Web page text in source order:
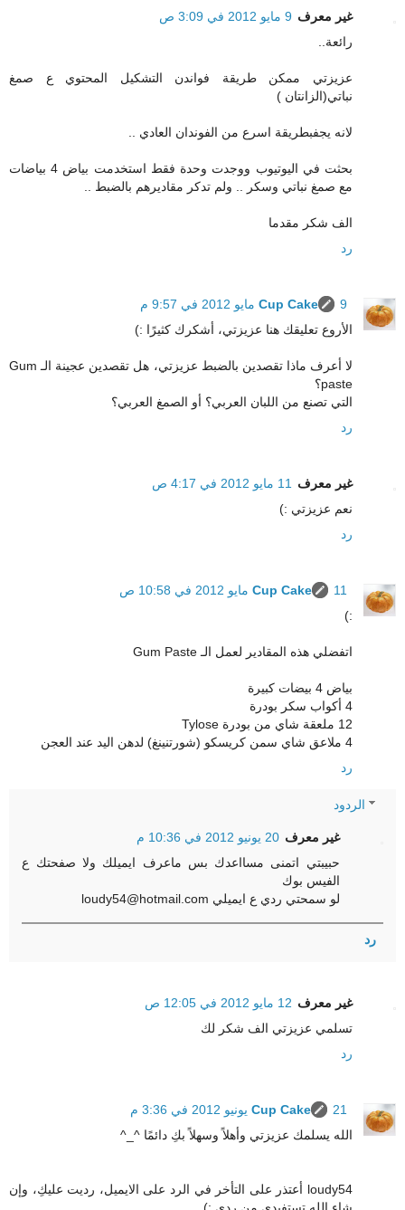
غير معرف 9 مايو 2012 في 3:09 ص
رائعة..
عزيزتي ممكن طريقة فواندن التشكيل المحتوي ع صمغ
نباتي(الزانتان )
لانه يجفبطريقة اسرع من الفوندان العادي ..
بحثت في اليوتيوب ووجدت وحدة فقط استخدمت بياض 4 بياضات
مع صمغ نباتي وسكر .. ولم تدكر مقاديرهم بالضبط ..
الف شكر مقدما
رد
Cup Cake
9 مايو 2012 في 9:57 م
الأروع تعليقك هنا عزيزتي، أشكرك كثيرًا :)
لا أعرف ماذا تقصدين بالضبط عزيزتي، هل تقصدين عجينة الـ Gum
paste؟
التي تصنع من اللبان العربي؟ أو الصمغ العربي؟
رد
غير معرف
11 مايو 2012 في 4:17 ص
نعم عزيزتي :)
رد
Cup Cake
11 مايو 2012 في 10:58 ص
:)
اتفضلي هذه المقادير لعمل الـ Gum Paste
بياض 4 بيضات كبيرة
4 أكواب سكر بودرة
12 ملعقة شاي من بودرة Tylose
4 ملاعق شاي سمن كريسكو (شورتنينغ) لدهن اليد عند العجن
رد
الردود
غير معرف 20 يونيو 2012 في 10:36 م
حبيبتي اتمنى مسااعدك بس ماعرف ايميلك ولا صفحتك ع
الفيس بوك
لو سمحتي ردي ع ايميلي loudy54@hotmail.com
رد
غير معرف 12 مايو 2012 في 12:05 ص
تسلمي عزيزتي الف شكر لك
رد
Cup Cake
21 يونيو 2012 في 3:36 م
الله يسلمك عزيزتي وأهلاً وسهلاً بكِ دائمًا ^_^
loudy54 أعتذر على التأخر في الرد على الايميل، رديت عليكِ، وإن